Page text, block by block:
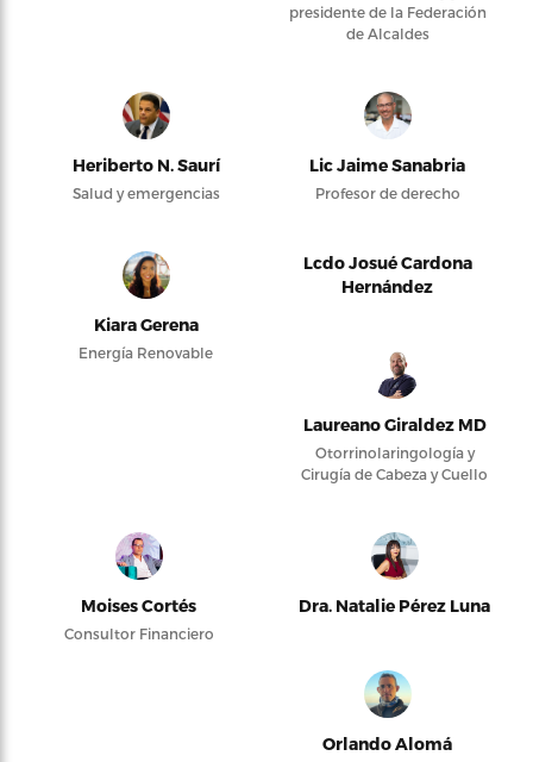
presidente de la Federación
de Alcaldes
Heriberto N. Saurí
Salud y emergencias
Lic Jaime Sanabria
Profesor de derecho
Kiara Gerena
Energía Renovable
Lcdo Josué Cardona
Hernández
Laureano Giraldez MD
Otorrinolaringología y
Cirugía de Cabeza y Cuello
Moises Cortés
Consultor Financiero
Dra. Natalie Pérez Luna
Orlando Alomá